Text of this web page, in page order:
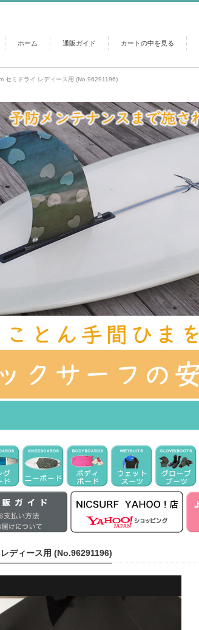
ホーム 通販ガイド カートの中を見る
セミドライ レディース用 (No.96291196)
ディース用 (No.96291196)